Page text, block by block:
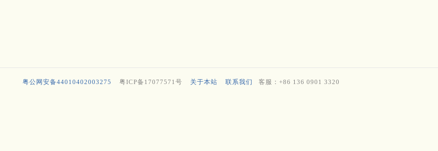
粤公网安备44010402003275 粤ICP备17077571号 关于本站 联系我们 客服：+86 136 0901 3320